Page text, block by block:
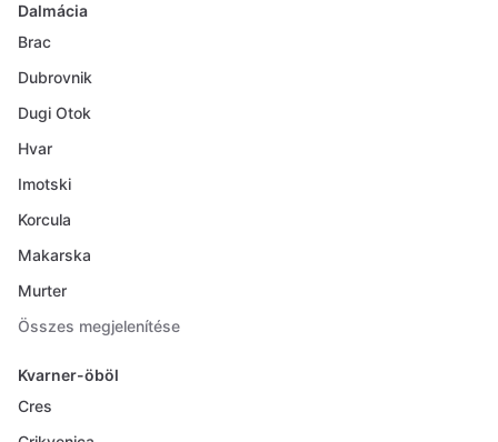
Dalmácia
Brac
Dubrovnik
Dugi Otok
Hvar
Imotski
Korcula
Makarska
Murter
Összes megjelenítése
Kvarner-öböl
Cres